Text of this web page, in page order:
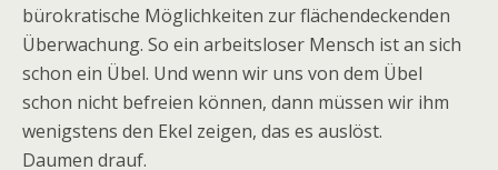
bürokratische Möglichkeiten zur flächendeckenden
Überwachung. So ein arbeitsloser Mensch ist an sich
schon ein Übel. Und wenn wir uns von dem Übel
schon nicht befreien können, dann müssen wir ihm
wenigstens den Ekel zeigen, das es auslöst.
Daumen drauf.